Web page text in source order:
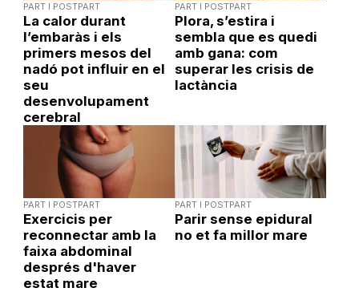
PART I POSTPART
La calor durant
l’embaràs i els
primers mesos del
nadó pot influir en el
seu
desenvolupament
cerebral
PART I POSTPART
Plora, s’estira i
sembla que es quedi
amb gana: com
superar les crisis de
lactància
PART I POSTPART
Exercicis per
reconnectar amb la
faixa abdominal
després d'haver
estat mare
PART I POSTPART
Parir sense epidural
no et fa millor mare